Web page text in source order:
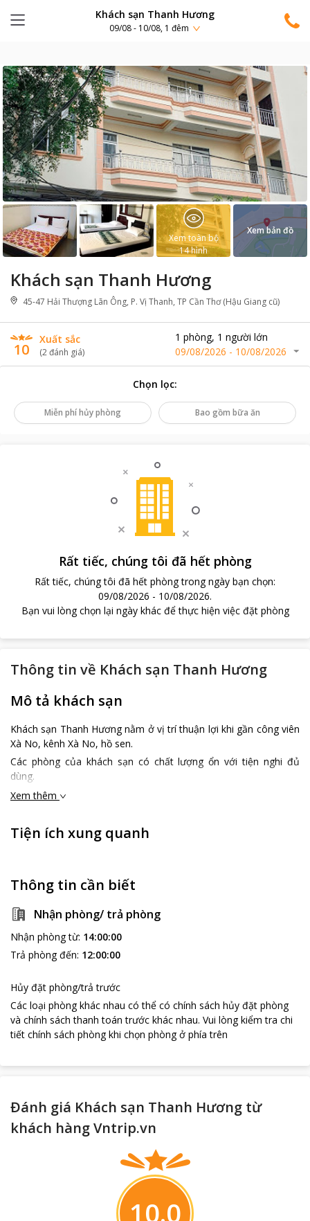
Khách sạn Thanh Hương
09/08 - 10/08, 1 đêm
Khách sạn Thanh Hương
45-47 Hải Thượng Lãn Ông, P. Vị Thanh, TP Cần Thơ (Hậu Giang cũ)
10
Xuất sắc
(2đánh giá)
1 phòng, 1 người lớn
09/08/2026 - 10/08/2026
Xem toàn bộ
14hình
Xem bản đồ
Chọn lọc:
Miễn phí hủy phòng Bao gồm bữa ăn
Rất tiếc, chúng tôi đã hết phòng
Rất tiếc, chúng tôi đã hết phòng trong ngày bạn chọn:
09/08/2026 - 10/08/2026.
Bạn vui lòng chọn lại ngày khác để thực hiện việc đặt phòng
Thông tin về Khách sạn Thanh Hương
Mô tả khách sạn
Khách sạn Thanh Hương nằm ở vị trí thuận lợi khi gần công viên
Xà No, kênh Xà No, hồ sen.
Các phòng của khách sạn có chất lượng ổn với tiện nghi đủ
dùng.
Xem thêm
Tiện ích xung quanh
Thông tin cần biết
Nhận phòng/ trả phòng
Nhận phòng từ: 14:00:00
Trả phòng đến: 12:00:00
Hủy đặt phòng/trả trước
Các loại phòng khác nhau có thể có chính sách hủy đặt phòng
và chính sách thanh toán trước khác nhau. Vui lòng kiểm tra chi
tiết chính sách phòng khi chọn phòng ở phía trên
Đánh giá Khách sạn Thanh Hương từ
khách hàng Vntrip.vn
10.0